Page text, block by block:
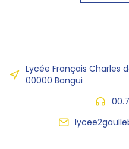
Lycée Français Charles
00000 Bangui